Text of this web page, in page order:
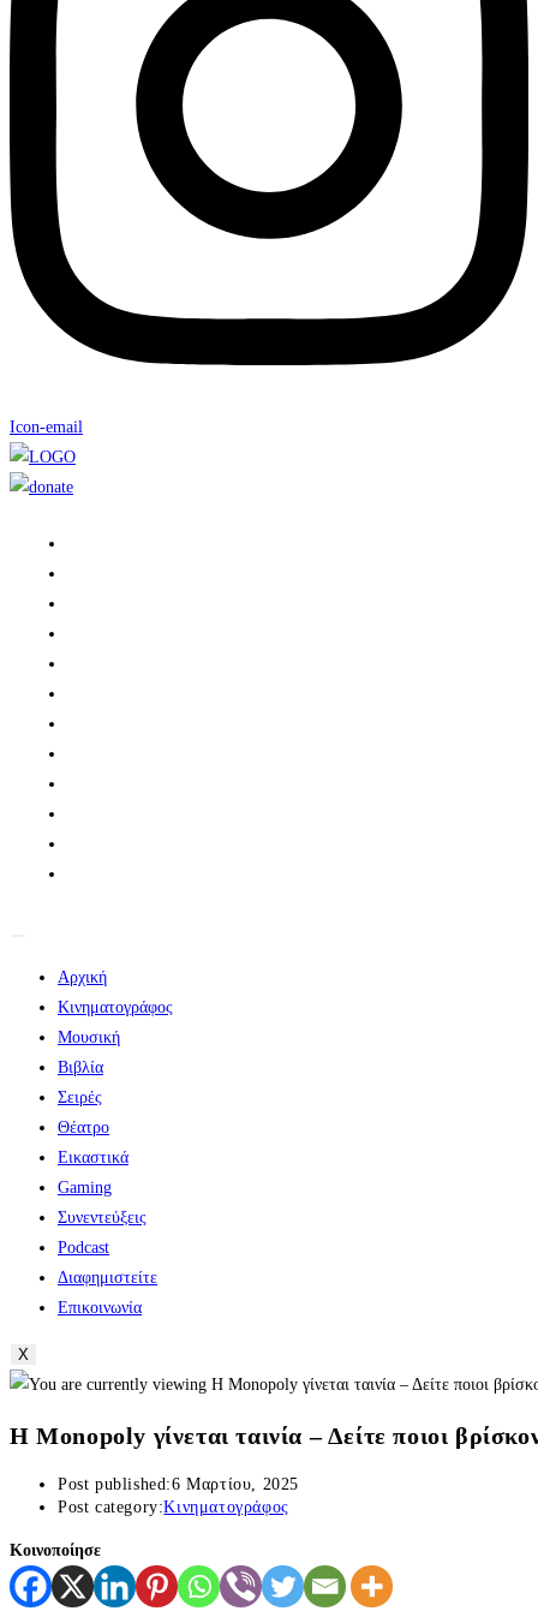
Icon-email
Αρχική
Κινηματογράφος
Μουσική
Βιβλία
Σειρές
Θέατρο
Εικαστικά
Gaming
Συνεντεύξεις
Podcast
Διαφημιστείτε
Επικοινωνία
X
Η Monopoly γίνεται ταινία – Δείτε ποιοι
Post published:6 Μαρτίου, 2025
Post category:Κινηματογράφος
Κοινοποίησε